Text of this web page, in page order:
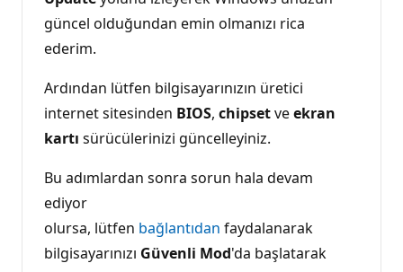
güncel olduğundan emin olmanızı rica
ederim.
Ardından lütfen bilgisayarınızın üretici
internet sitesinden BIOS, chipsetveekran
kartı sürücülerinizi güncelleyiniz.
Bu adımlardan sonra sorun hala devam
ediyor
olursa, lütfen bağlantıdan faydalanarak
bilgisayarınızı Güvenli Mod'da başlatarak